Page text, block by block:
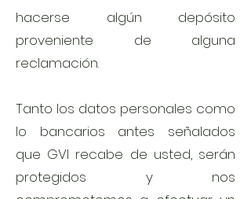
hacerse algún depósito
proveniente de alguna
reclamación.
Tanto los datos personales como
lo bancarios antes señalados
que GVI recabe de usted, serán
protegidos y nos